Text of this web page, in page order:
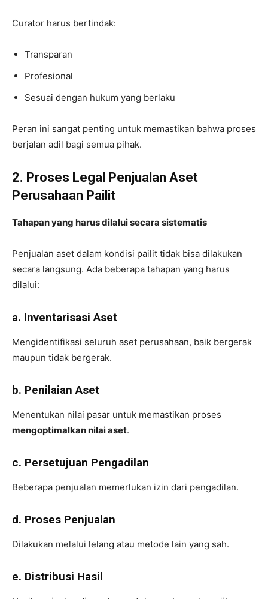
Curator harus bertindak:
Transparan
Profesional
Sesuai dengan hukum yang berlaku
Peran ini sangat penting untuk memastikan bahwa proses
berjalan adil bagi semua pihak.
2. Proses Legal Penjualan Aset
Perusahaan Pailit
Tahapan yang harus dilalui secara sistematis
Penjualan aset dalam kondisi pailit tidak bisa dilakukan
secara langsung. Ada beberapa tahapan yang harus
dilalui:
a. Inventarisasi Aset
Mengidentifikasi seluruh aset perusahaan, baik bergerak
maupun tidak bergerak.
b. Penilaian Aset
Menentukan nilai pasar untuk memastikan proses
mengoptimalkan nilai aset.
c. Persetujuan Pengadilan
Beberapa penjualan memerlukan izin dari pengadilan.
d. Proses Penjualan
Dilakukan melalui lelang atau metode lain yang sah.
e. Distribusi Hasil